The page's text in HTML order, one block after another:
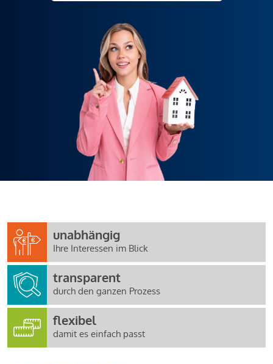
unabhängig
Ihre Interessen im Blick
transparent
durch den ganzen Prozess
flexibel
damit es einfach passt